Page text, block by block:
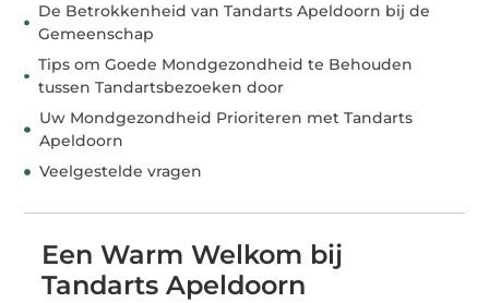
De Betrokkenheid van Tandarts Apeldoorn bij de
Gemeenschap
Tips om Goede Mondgezondheid te Behouden
tussen Tandartsbezoeken door
Uw Mondgezondheid Prioriteren met Tandarts
Apeldoorn
Veelgestelde vragen
Een Warm Welkom bij
Tandarts Apeldoorn